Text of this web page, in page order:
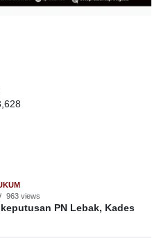
/ 963 views
PN Lebak, Kades